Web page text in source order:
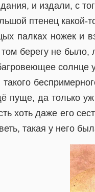
и издали, с
птенец какой-
палках ножек и
том берегу не было,
солнце
такого
пуще, да только уж
хоть даже его
такая у него